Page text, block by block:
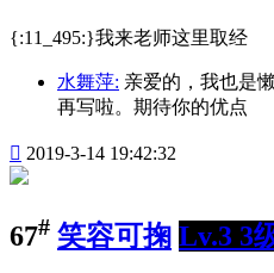
{:11_495:}我来老师这里取经
水舞萍: 亲爱的，我也是
再写啦。期待你的优点
 2019-3-14 19:42:32
67# 笑容可掬 Lv.3 3